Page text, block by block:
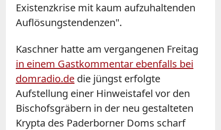
Existenzkrise mit kaum aufzuhaltenden
Auflösungstendenzen".
Kaschner hatte am vergangenen Freitag
in einem Gastkommentar ebenfalls bei
domradio.de die jüngst erfolgte
Aufstellung einer Hinweistafel vor den
Bischofsgräbern in der neu gestalteten
Krypta des Paderborner Doms scharf